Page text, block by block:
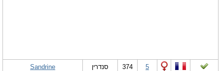
Sandrine סנדרין 374
5